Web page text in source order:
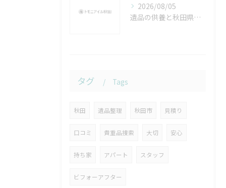
2026/08/05
遺品の供養と秋田県にかほ市で心に寄り添う整理の進め方ガイド
タグ Tags
秋田 遺品整理 秋田市 見積り
口コミ 貴重品捜索 大切 安心
持ち家 アパート スタッフ
ビフォーアフター